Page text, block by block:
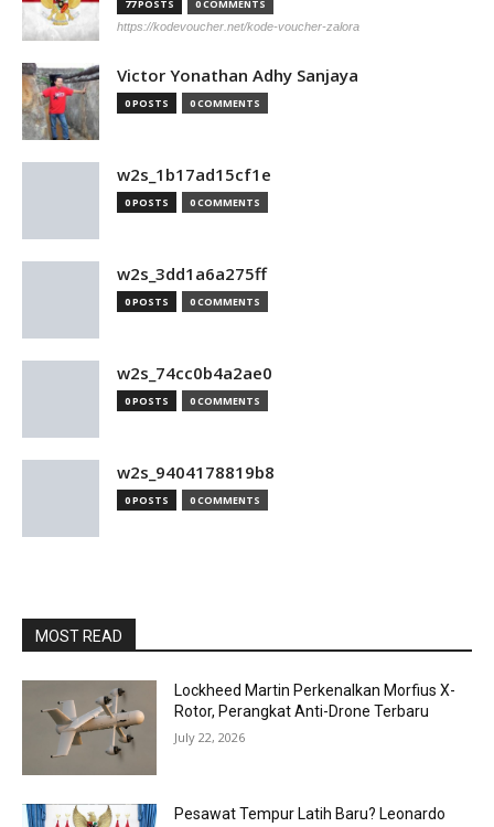
77 POSTS 0 COMMENTS
https://kodevoucher.net/kode-voucher-zalora
Victor Yonathan Adhy Sanjaya
0 POSTS 0 COMMENTS
w2s_1b17ad15cf1e
0 POSTS 0 COMMENTS
w2s_3dd1a6a275ff
0 POSTS 0 COMMENTS
w2s_74cc0b4a2ae0
0 POSTS 0 COMMENTS
w2s_9404178819b8
0 POSTS 0 COMMENTS
MOST READ
Lockheed Martin Perkenalkan Morfius X-
Rotor, Perangkat Anti-Drone Terbaru
July 22, 2026
Pesawat Tempur Latih Baru? Leonardo